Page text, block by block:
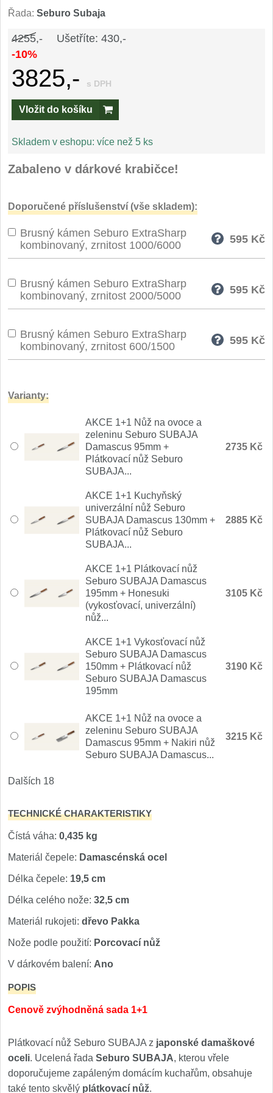
Speciální nože
Vrhací nože
Záchranářské
Ostření nožů
Ostřiče nožů
Brusné kameny 3
Nože SEBURO
Sady nožů SEBURO 6
Nože Seburo SARADA 93
Nože Seburo HOKORI 37
Nože Seburo WEST
Nože Tojiro Shippu 2
Nože Tojiro Zen 1
Nože Samura
Nože Samura Bamboo 1
Ostřiče nožů V-Sharp
Brousky na nože
6
Dárky
Značky 4
Řada: Seburo Subaja
4255,- Ušetříte: 430,-
-10%
3825,- s DPH
Vložit do košíku
Skladem v eshopu: více než 5 ks
Zabaleno v dárkové krabičce!
Doporučené příslušenství (vše skladem):
Brusný kámen Seburo ExtraSharp
kombinovaný, zrnitost 1000/6000
595 Kč
Brusný kámen Seburo ExtraSharp
kombinovaný, zrnitost 2000/5000
595 Kč
Brusný kámen Seburo ExtraSharp
kombinovaný, zrnitost 600/1500
595 Kč
Varianty:
AKCE 1+1 Nůž na ovoce a
zeleninu Seburo SUBAJA
Damascus 95mm +
Plátkovací nůž Seburo
SUBAJA...
2735 Kč
AKCE 1+1 Kuchyňský
univerzální nůž Seburo
SUBAJA Damascus 130mm +
Plátkovací nůž Seburo
SUBAJA...
2885 Kč
AKCE 1+1 Plátkovací nůž
Seburo SUBAJA Damascus
195mm + Honesuki
(vykosťovací, univerzální)
nůž...
3105 Kč
AKCE 1+1 Vykosťovací nůž
Seburo SUBAJA Damascus
150mm + Plátkovací nůž
Seburo SUBAJA Damascus
195mm
3190 Kč
AKCE 1+1 Nůž na ovoce a
zeleninu Seburo SUBAJA
Damascus 95mm + Nakiri nůž
Seburo SUBAJA Damascus...
3215 Kč
Dalších 18
TECHNICKÉ CHARAKTERISTIKY
Čístá váha: 0,435 kg
Materiál čepele: Damascénská ocel
Délka čepele: 19,5 cm
Délka celého nože: 32,5 cm
Materiál rukojeti: dřevo Pakka
Nože podle použití: Porcovací nůž
V dárkovém balení: Ano
POPIS
Cenově zvýhodněná sada 1+1
Plátkovací nůž Seburo SUBAJA z japonské damaškové
oceli. Ucelená řada Seburo SUBAJA, kterou vřele
doporučujeme zapáleným domácím kuchařům, obsahuje
také tento skvělý plátkovací nůž.